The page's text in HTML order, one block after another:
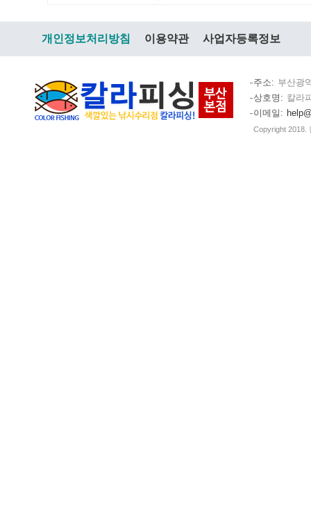
개인정보처리방침 이용약관 사업자등록정보
주소
부산광
상호명
칼라
이메일
Copyright 2018.